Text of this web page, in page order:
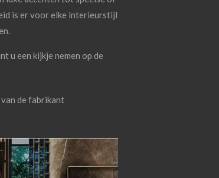
is er voor elke interieurstijl
u een kijkje nemen op de
de fabrikant